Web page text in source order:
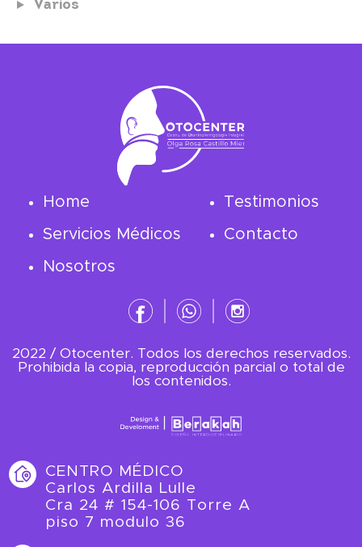
Varios
Home
Servicios Médicos
Nosotros
Testimonios
Contacto
2022 / Otocenter. Todos los derechos reservados.
Prohibida la copia, reproducción parcial o total de
los contenidos.
CENTRO MÉDICO
Carlos Ardilla Lulle
Cra 24 # 154-106 Torre A
piso 7 modulo 36